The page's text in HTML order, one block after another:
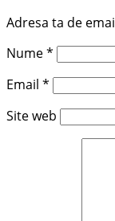
Adresa ta de
Nume*
Email *
Site web